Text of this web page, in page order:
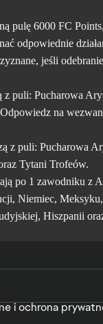
pulę 6000 FC
odpowiednie
jeśli
z puli: Pucharowa
na
z puli: Pucharowa
Tytani Trofeów.
po 1 zawodniku z
Niemiec,
Hiszpanii
i ochrona